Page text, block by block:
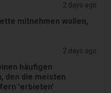
2 days ago
mitnehmen wollen,
2 days ago
häufigen
den die meisten
'erbieten'